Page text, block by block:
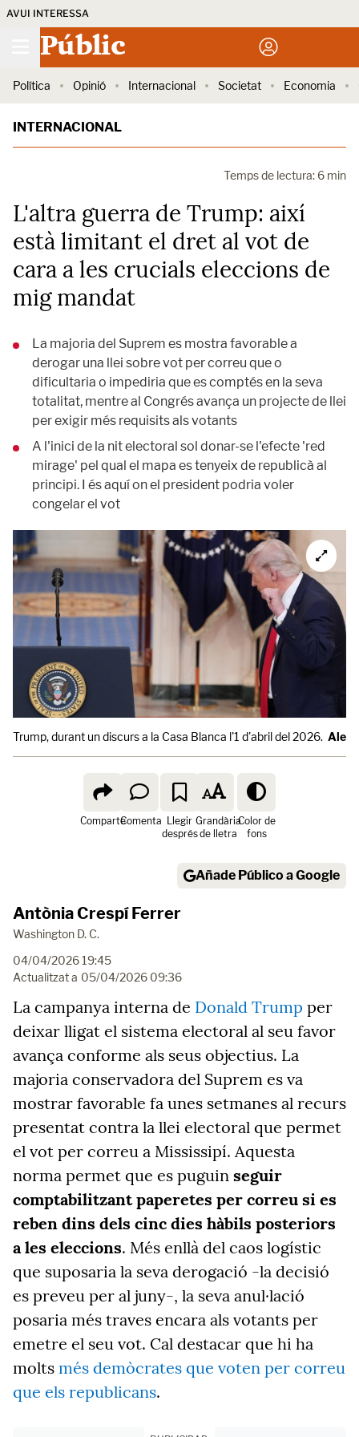
AVUI INTERESSA
Públic
Política Opinió Internacional Societat Economia
INTERNACIONAL
Temps de lectura: 6 min
L'altra guerra de Trump: així
està limitant el dret al vot de
cara a les crucials eleccions de
mig mandat
La majoria del Suprem es mostra favorable a
derogar una llei sobre vot per correu que o
dificultaria o impediria que es comptés en la seva
totalitat, mentre al Congrés avança un projecte de llei
per exigir més requisits als votants
A l'inici de la nit electoral sol donar-se l'efecte 'red
mirage' pel qual el mapa es tenyeix de republicà al
principi. I és aquí on el president podria voler
congelar el vot
Trump, durant un discurs a la Casa Blanca l'1 d'abril del 2026. Alex
ComparteComenta Llegir
després
Grandària
de lletra
Color de
fons
Añade Público a Google
Antònia Crespí Ferrer
Washington D. C.
04/04/2026 19:45
Actualitzat a 05/04/2026 09:36
La campanya interna de Donald Trump per
deixar lligat el sistema electoral al seu favor
avança conforme als seus objectius. La
majoria conservadora del Suprem es va
mostrar favorable fa unes setmanes al recurs
presentat contra la llei electoral que permet
el vot per correu a Mississipí. Aquesta
norma permet que es puguin seguir
comptabilitzant paperetes per correu si es
reben dins dels cinc dies hàbils posteriors
a les eleccions. Més enllà del caos logístic
que suposaria la seva derogació -la decisió
es preveu per al juny-, la seva anul·lació
posaria més traves encara als votants per
emetre el seu vot. Cal destacar que hi ha
molts més demòcrates que voten per correu
que els republicans.